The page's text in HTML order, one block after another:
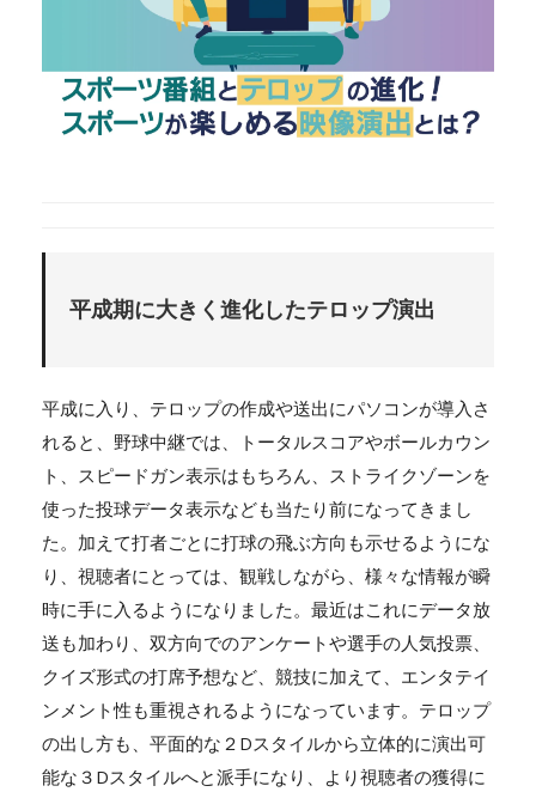
平成期に大きく進化したテロップ演出
平成に入り、テロップの作成や送出にパソコンが導入さ
れると、野球中継では、トータルスコアやボールカウン
ト、スピードガン表示はもちろん、ストライクゾーンを
使った投球データ表示なども当たり前になってきまし
た。加えて打者ごとに打球の飛ぶ方向も示せるようにな
り、視聴者にとっては、観戦しながら、様々な情報が瞬
時に手に入るようになりました。最近はこれにデータ放
送も加わり、双方向でのアンケートや選手の人気投票、
クイズ形式の打席予想など、競技に加えて、エンタテイ
ンメント性も重視されるようになっています。テロップ
の出し方も、平面的な２Dスタイルから立体的に演出可
能な３Dスタイルへと派手になり、より視聴者の獲得に